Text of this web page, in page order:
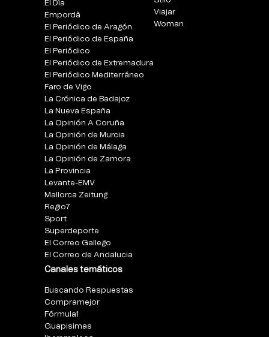
El Día
Empordà
El Periódico de Aragón
El Periódico de España
El Periódico
El Periódico de Extremadura
El Periódico Mediterráneo
Faro de Vigo
La Crónica de Badajoz
La Nueva España
La Opinión A Coruña
La Opinión de Murcia
La Opinión de Málaga
La Opinión de Zamora
La Provincia
Levante-EMV
Mallorca Zeitung
Regio7
Sport
Superdeporte
El Correo Gallego
El Correo de Andalucia
Canales temáticos
Buscando Respuestas
Compramejor
Fórmula1
Guapisimas
Viajar
Woman